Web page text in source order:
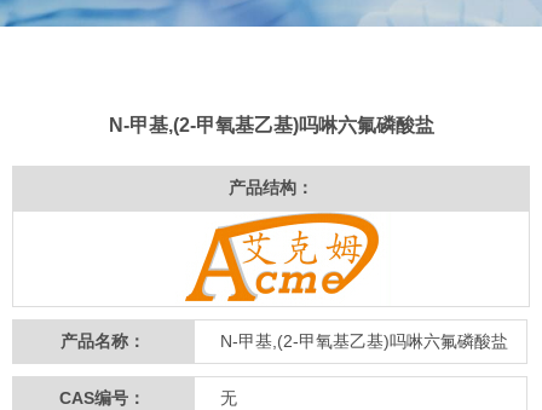
N-甲基,(2-甲氧基乙基)吗啉六氟磷酸盐
产品结构：
产品名称： N-甲基,(2-甲氧基乙基)吗啉六氟磷酸盐
CAS编号： 无